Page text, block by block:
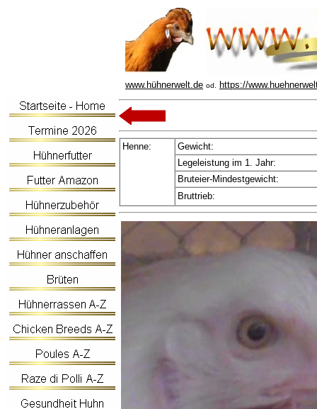
www.hühnerwelt.de od. https://
Henne:
Gewicht:
Legeleistung im 1. Jahr:
Bruteier-Mindestgewicht:
Bruttrieb: